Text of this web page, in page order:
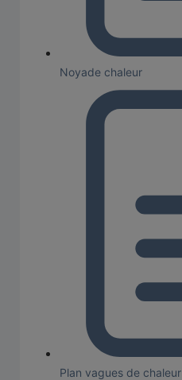
Noyade chaleur
Plan vagues de chaleur